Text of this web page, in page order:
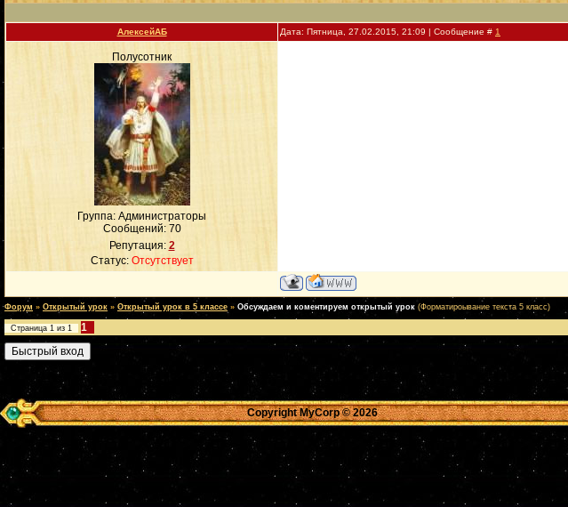
АлексейАБ Дата: Пятница, 27.02.2015, 21:09 | Сообщение # 1
Полусотник
Группа: Администраторы
Сообщений: 70
Репутация: 2
Статус: Отсутствует
Форум » Открытый урок » Открытый урок в 5 классе » Обсуждаем и коментируем открытый урок (Форматироывание текста 5 класс)
Страница 1 из 1
1
Copyright MyCorp © 2026